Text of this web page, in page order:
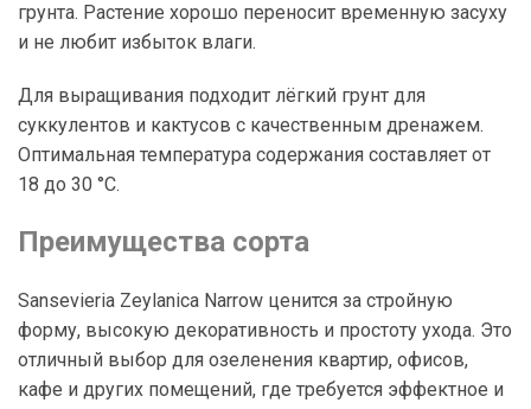
грунта. Растение хорошо переносит временную засуху
и не любит избыток влаги.
Для выращивания подходит лёгкий грунт для
суккулентов и кактусов с качественным дренажем.
Оптимальная температура содержания составляет от
18 до 30 °C.
Преимущества сорта
Sansevieria Zeylanica Narrow ценится за стройную
форму, высокую декоративность и простоту ухода. Это
отличный выбор для озеленения квартир, офисов,
кафе и других помещений, где требуется эффектное и